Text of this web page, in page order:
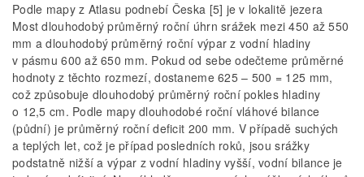
Podle mapy z Atlasu podnebí Česka [5] je v lokalitě jezera
Most dlouhodobý průměrný roční úhrn srážek mezi 450 až 550
mm a dlouhodobý průměrný roční výpar z vodní hladiny
v pásmu 600 až 650 mm. Pokud od sebe odečteme průměrné
hodnoty z těchto rozmezí, dostaneme 625 – 500 = 125 mm,
což způsobuje dlouhodobý průměrný roční pokles hladiny
o 12,5 cm. Podle mapy dlouhodobé roční vláhové bilance
(půdní) je průměrný roční deficit 200 mm. V případě suchých
a teplých let, což je případ posledních roků, jsou srážky
podstatně nižší a výpar z vodní hladiny vyšší, vodní bilance je